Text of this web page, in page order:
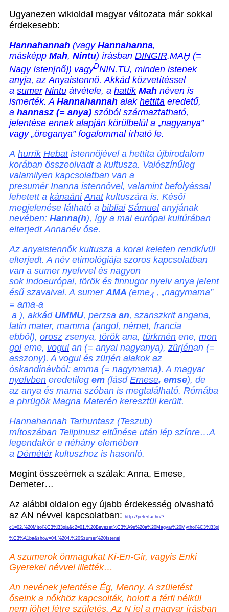
Ugyanezen wikioldal magyar változata már sokkal
érdekesebb:
Hannahannah (vagy Hannahanna,
másképp Mah, Nintu) írásban DINGIR.MAḪ (=
Nagy Isten[nő]) vagyDNIN.TU, minden istenek
anyja, az Anyaistennő.Akkád közvetítéssel
a sumer Nintu átvétele, a hattik Mah néven is
ismerték. A Hannahannah alak hettita eredetű,
a hannasz (= anya) szóból származtatható,
jelentése ennek alapján körülbelül a „nagyanya”
vagy „öreganya” fogalommal írható le.
A hurrik Hebat istennőjével a hettita újbirodalom
korában összeolvadt a kultusza. Valószínűleg
valamilyen kapcsolatban van a
presumér Inanna istennővel, valamint befolyással
lehetett a kánaáni Anat kultuszára is. Késői
megjelenése látható a bibliai Sámuel anyjának
nevében: Hanna(h), így a mai európai kultúrában
elterjedtAnnanév őse.
Az anyaistennők kultusza a korai keleten rendkívül
elterjedt. A név etimológiája szoros kapcsolatban
van a sumer nyelvvel és nagyon
sok indoeurópai, török és finnugor nyelv anya jelent
ésű szavaival. A sumer AMA (eme4 , „nagymama”
= ama-a
a ), akkád UMMU, perzsa an, szanszkrit angana,
latin mater, mamma (angol, német, francia
ebből), orosz zsenya, török ana, türkmén ene, mon
gol eme, vogul an (= anyai nagyanya), zürjénan (=
asszony). A vogul és zürjén alakok az
óskandinávból: amma (= nagymama). A magyar
nyelvben eredetileg em (lásd Emese, emse), de
az anya és mama szóban is megtalálható. Rómába
a phrügök Magna Materén keresztül került.
Hannahannah Tarhuntasz (Teszub)
mítoszában Telipinusz eltűnése után lép színre…A
legendakör e néhány elemében
a Démétér kultuszhoz is hasonló.
Megint összeérnek a szálak: Anna, Emese,
Demeter…
Az alábbi oldalon egy újabb érdekesség olvasható
az AN névvel kapcsolatban:
http://peterfai.hu/?
c1=02.%20Mitol%C3%B3gia&c2=01.%20Bevezet%C3%A9s%20a%20Magyar%20Mythol%C3%B3gi
%C3%A1ba&show=04.%204.%20Szumer%20Istenei
A szumerok önmagukat Ki-En-Gir, vagyis Enki
Gyerekei névvel illették…
An nevének jelentése Ég, Menny. A születést
őseink a nőkhöz kapcsolták, holott a férfi nélkül
nem jöhet létre születés. Az N jel a magyar írásban